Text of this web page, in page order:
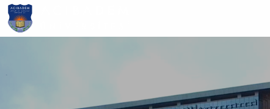
Ana
içeriğe
atla